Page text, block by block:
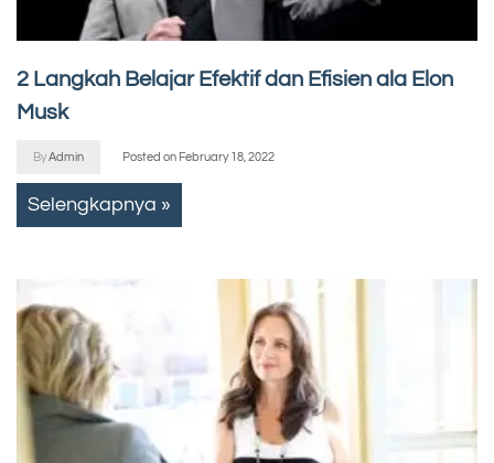
2 Langkah Belajar Efektif dan Efisien ala Elon
Musk
ByAdmin Posted on February 18, 2022
Selengkapnya »